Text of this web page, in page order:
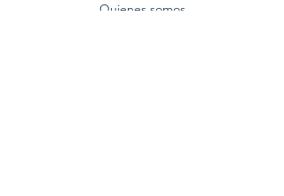
Quienes somos